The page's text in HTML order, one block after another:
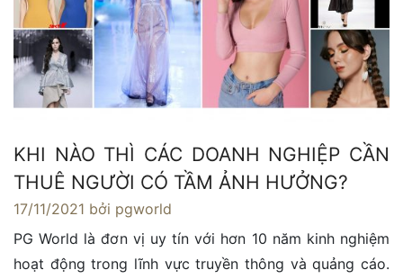
KHI NÀO THÌ CÁC DOANH NGHIỆP CẦN
THUÊ NGƯỜI CÓ TẦM ẢNH HƯỞNG?
17/11/2021 bởi pgworld
PG World là đơn vị uy tín với hơn 10 năm kinh nghiệm
hoạt động trong lĩnh vực truyền thông và quảng cáo.